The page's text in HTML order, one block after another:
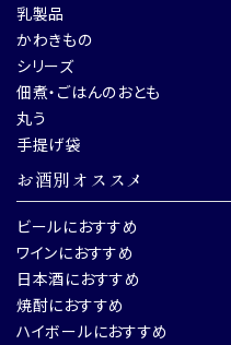
乳製品
かわきもの
シリーズ
佃煮・ごはんのおとも
丸う
手提げ袋
お酒別オススメ
ビールにおすすめ
ワインにおすすめ
日本酒におすすめ
焼酎におすすめ
ハイボールにおすすめ